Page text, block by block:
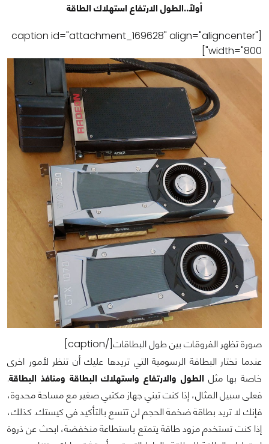
أولاً..الطول الارتفاع استهلاك الطاقة
[caption id="attachment_169628" align="aligncenter"
width="800"]
صورة تظهر الفروقات بين طول البطاقات[/caption]
عندما تختار البطاقة الرسومية التي تريدها عليك أن تنظر لأمور اخرى
خاصة بها مثل الطول والارتفاع واستهلاك البطاقة ومنافذ البطاقة.
فعلى سبيل المثال، إذا كنت تبني جهاز مكتبي صغير مع مساحة محدوة،
فإنك لا تريد بطاقة ضخمة الحجم لن تتسع بالتأكيد في كيستك. كذلك،
إذا كنت تستخدم مزود طاقة يتمتع باستطاعة منخفضة، ابحث عن ذروة